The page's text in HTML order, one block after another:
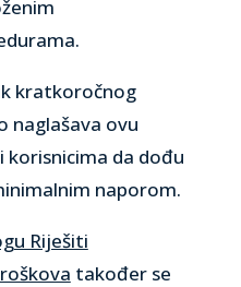
kratkoročnog
naglašava ovu
da dođu
naporom.
Riješiti
također se